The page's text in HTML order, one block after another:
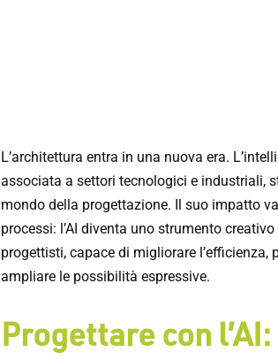
L’architettura entra in una nuova era.
associata a settori tecnologici e industriali,
mondo della progettazione. Il suo impatto
processi: l’AI diventa uno strumento
progettisti, capace di migliorare l’efficienza,
ampliare le possibilità espressive.
Progettare con